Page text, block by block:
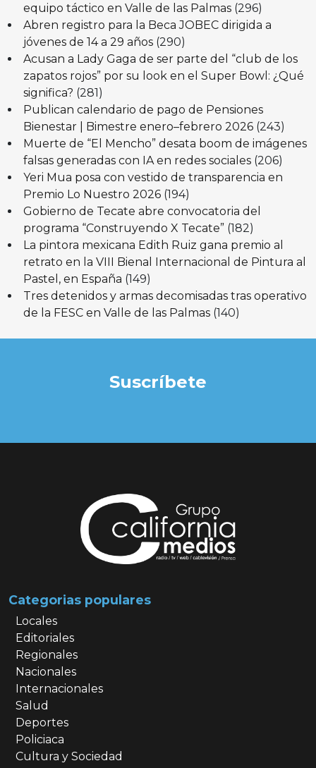
equipo táctico en Valle de las Palmas (296)
Abren registro para la Beca JOBEC dirigida a
jóvenes de 14 a 29 años (290)
Acusan a Lady Gaga de ser parte del “club de los
zapatos rojos” por su look en el Super Bowl: ¿Qué
significa? (281)
Publican calendario de pago de Pensiones
Bienestar | Bimestre enero–febrero 2026 (243)
Muerte de “El Mencho” desata boom de imágenes
falsas generadas con IA en redes sociales (206)
Yeri Mua posa con vestido de transparencia en
Premio Lo Nuestro 2026 (194)
Gobierno de Tecate abre convocatoria del
programa “Construyendo X Tecate” (182)
La pintora mexicana Edith Ruiz gana premio al
retrato en la VIII Bienal Internacional de Pintura al
Pastel, en España (149)
Tres detenidos y armas decomisadas tras operativo
de la FESC en Valle de las Palmas (140)
Suscríbete
Categorias populares
Locales
Editoriales
Regionales
Nacionales
Internacionales
Salud
Deportes
Policiaca
Cultura y Sociedad